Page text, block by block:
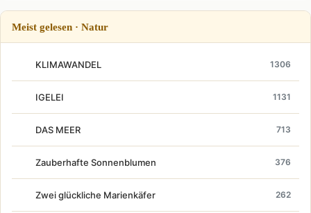
Meist gelesen · Natur
KLIMAWANDEL 1306
IGELEI 1131
DAS MEER 713
Zauberhafte Sonnenblumen 376
Zwei glückliche Marienkäfer 262